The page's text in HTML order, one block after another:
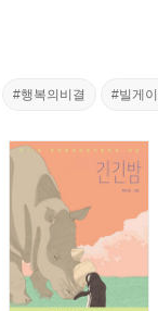
#행복의비결 #빌게